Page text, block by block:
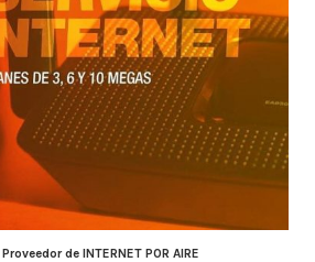
de INTERNET POR AIRE